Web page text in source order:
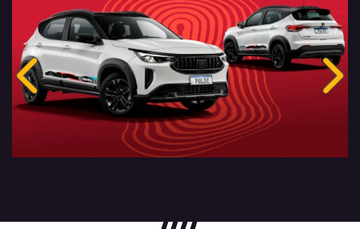
Anterior